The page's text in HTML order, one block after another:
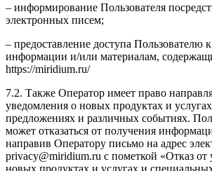
– информирование Пользователя
электронных писем;
– предоставление доступа Пользователю
информации и/или материалам,
https://miridium.ru/
7.2. Также Оператор имеет право
уведомления о новых продуктах и
предложениях и различных событиях.
может отказаться от получения
направив Оператору письмо на адрес
privacy@miridium.ru с пометкой «Отказ от
новых продуктах и услугах и